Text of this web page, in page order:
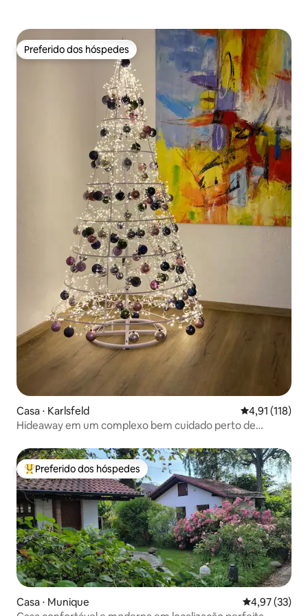
Preferido dos hóspedes
Preferido dos hóspedes
Casa ⋅ Karlsfeld 4,91 de uma
4,91 (118)
Hideaway em um complexo bem cuidado perto de
Entre os melhores preferidos dos hóspedes
Preferido dos hóspedes
Casa ⋅ Munique 4,97 de uma
4,97 (33)